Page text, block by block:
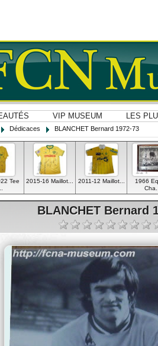
VIP MUSEUM LES
Dédicaces BLANCHET Bernard 1972-73
Tee
2015-16 Maillot... 2011-12 Maillot...
1966
BLANCHET Bernard